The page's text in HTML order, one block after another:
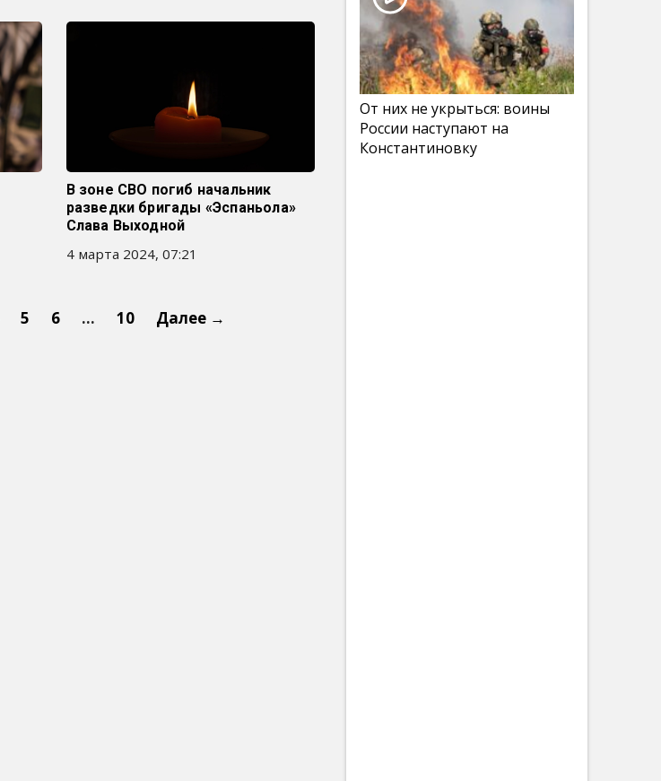
В зоне СВО погиб начальник
разведки бригады «Эспаньола»
Слава Выходной
4 марта 2024, 07:21
5 6 … 10 Далее →
От них не укрыться: воины
России наступают на
Константиновку